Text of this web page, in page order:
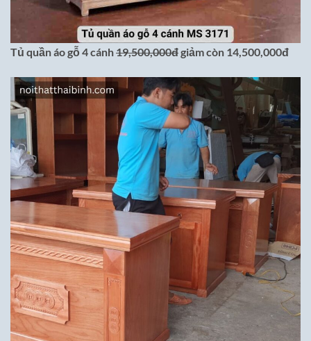
Tủ quần áo gỗ 4 cánh19,500,000đgiảm còn 14,500,000đ